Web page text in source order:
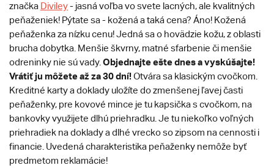
značka Diviley- jasná voľba vo svete lacných, ale kvalitných
peňaženiek! Pýtate sa - kožená a taká cena? Áno! Kožená
peňaženka za nízku cenu! Jedná sa o hovädzie kožu, z oblasti
brucha dobytka. Menšie škvrny, matné sfarbenie či menšie
odreninky nie sú vady. Objednajte ešte dnes a vyskúšajte!
Vrátiť ju môžete až za 30 dní!Otvára sa klasickým cvočkom.
Kreditné karty a doklady uložíte do zmenšenej ľavej časti
peňaženky, pre kovové mince je tu kapsička s cvočkom, na
bankovky využijete dlhú priehradku. Je tu niekoľko voľných
priehradiek na doklady a dlhé vrecko so zipsom na cennosti i
financie. Uvedená charakteristika peňaženky nemôže byť
predmetom reklamácie!